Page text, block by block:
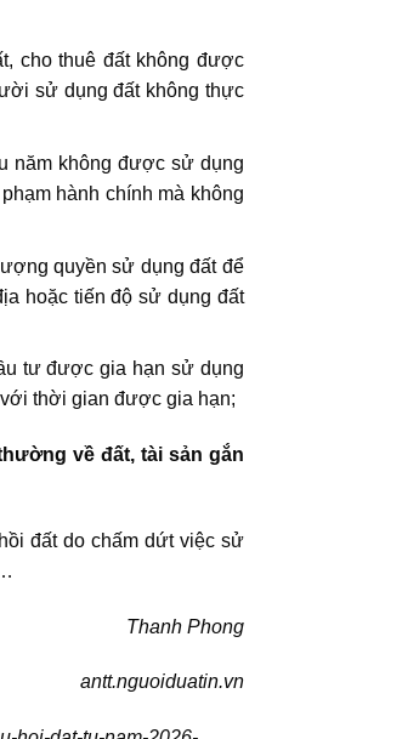
cho thuê đất không được
sử dụng đất không thực
năm không được sử dụng
hành chính mà không
quyền sử dụng đất để
hoặc tiến độ sử dụng đất
tư được gia hạn sử dụng
thời gian được gia hạn;
về đất, tài sản gắn
đất do chấm dứt việc sử
Thanh Phong
antt.nguoiduatin.vn